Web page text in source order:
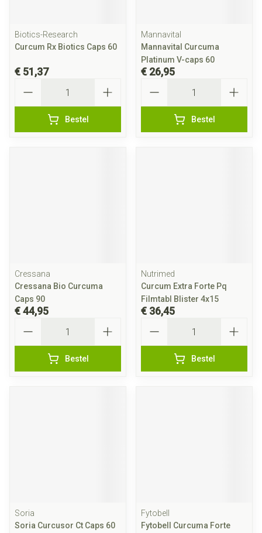
Biotics-Research
Curcum Rx Biotics Caps 60
€ 51,37
Bestel
Mannavital
Mannavital Curcuma
Platinum V-caps 60
€ 26,95
Bestel
Cressana
Cressana Bio Curcuma
Caps 90
€ 44,95
Bestel
Nutrimed
Curcum Extra Forte Pq
Filmtabl Blister 4x15
€ 36,45
Bestel
Soria
Soria Curcusor Ct Caps 60
Fytobell
Fytobell Curcuma Forte